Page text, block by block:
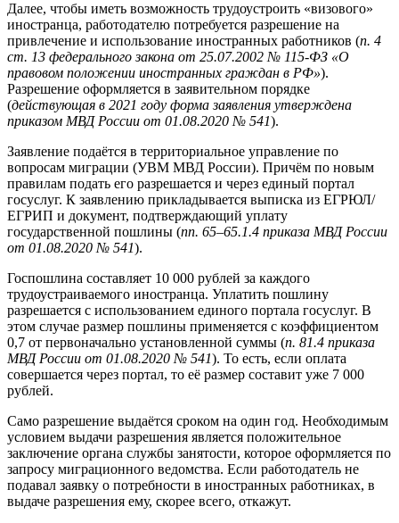
Далее, чтобы иметь возможность трудоустроить «визового»
иностранца, работодателю потребуется разрешение на
привлечение и использование иностранных работников (п. 4
ст. 13 федерального закона от 25.07.2002 № 115-ФЗ «О
правовом положении иностранных граждан в РФ»).
Разрешение оформляется в заявительном порядке
(действующая в 2021 году форма заявления утверждена
приказом МВД России от 01.08.2020 № 541).
Заявление подаётся в территориальное управление по
вопросам миграции (УВМ МВД России). Причём по новым
правилам подать его разрешается и через единый портал
госуслуг. К заявлению прикладывается выписка из ЕГРЮЛ/
ЕГРИП и документ, подтверждающий уплату
государственной пошлины (пп. 65–65.1.4 приказа МВД России
от 01.08.2020 № 541).
Госпошлина составляет 10 000 рублей за каждого
трудоустраиваемого иностранца. Уплатить пошлину
разрешается с использованием единого портала госуслуг. В
этом случае размер пошлины применяется с коэффициентом
0,7 от первоначально установленной суммы (п. 81.4 приказа
МВД России от 01.08.2020 № 541). То есть, если оплата
совершается через портал, то её размер составит уже 7 000
рублей.
Само разрешение выдаётся сроком на один год. Необходимым
условием выдачи разрешения является положительное
заключение органа службы занятости, которое оформляется по
запросу миграционного ведомства. Если работодатель не
подавал заявку о потребности в иностранных работниках, в
выдаче разрешения ему, скорее всего, откажут.